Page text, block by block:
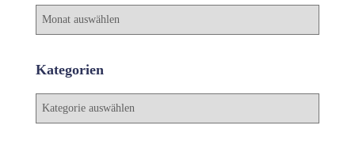
A
h
Kategorien
K